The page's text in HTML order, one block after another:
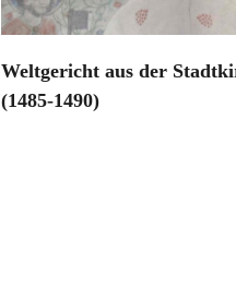
Weltgericht aus der
(1485-1490)